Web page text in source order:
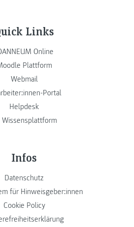
Links
Online
Plattform
Webmail
Portal
Helpdesk
Wissensplattform
Infos
Datenschutz
für Hinweisgeber:innen
Cookie Policy